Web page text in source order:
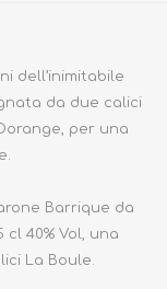
dell’inimitabile
da due calici
per una
Barrique da
cl 40% Vol, una
La Boule.